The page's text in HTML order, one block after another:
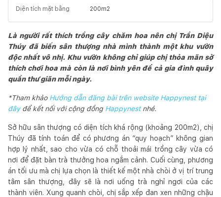
Diện tích mặt bằng 200m2
Là người rất thích trồng cây chăm hoa nên chị Trần Diệu
Thúy đã biến sân thượng nhà mình thành một khu vườn
độc nhất vô nhị. Khu vườn không chỉ giúp chị thỏa mãn sở
thích chơi hoa mà còn là nơi bình yên để cả gia đình quây
quần thư giãn mỗi ngày.
*Tham khảo Hướng dẫn đăng bài trên website Happynest tại
đâyđể kết nối với cộng đồng Happynest nhé.
Sở hữu sân thượng có diện tích khá rộng (khoảng 200m2), chị
Thúy đã tính toán để có phương án “quy hoạch” không gian
hợp lý nhất, sao cho vừa có chỗ thoải mái trồng cây vừa có
nơi để đặt bàn trà thưởng hoa ngắm cảnh. Cuối cùng, phương
án tối ưu mà chị lựa chọn là thiết kế một nhà chòi ở vị trí trung
tâm sân thượng, đây sẽ là nơi uống trà nghỉ ngơi của các
thành viên. Xung quanh chòi, chị sắp xếp đan xen những chậu